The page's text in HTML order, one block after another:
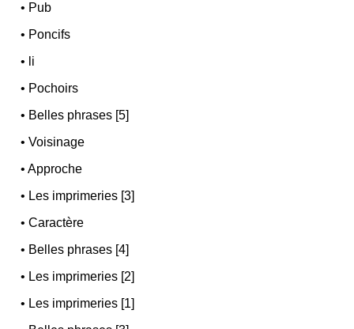
• Pub
• Poncifs
• li
• Pochoirs
• Belles phrases [5]
•Voisinage
•Approche
• Les imprimeries [3]
•Caractère
• Belles phrases [4]
• Les imprimeries [2]
• Les imprimeries [1]